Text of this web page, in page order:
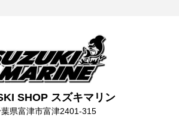
SHOP スズキマリン
葉県富津市富津2401-315